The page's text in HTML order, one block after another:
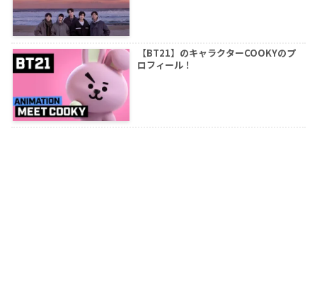
【BT21】のキャラクターCOOKYのプ
ロフィール！